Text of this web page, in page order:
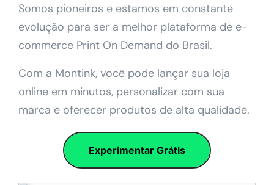
Somos pioneiros e estamos em constante
evolução para ser a melhor plataforma de e-
commerce Print On Demand do Brasil.
Com a Montink, você pode lançar sua loja
online em minutos, personalizar com sua
marca e oferecer produtos de alta qualidade.
Experimentar Grátis